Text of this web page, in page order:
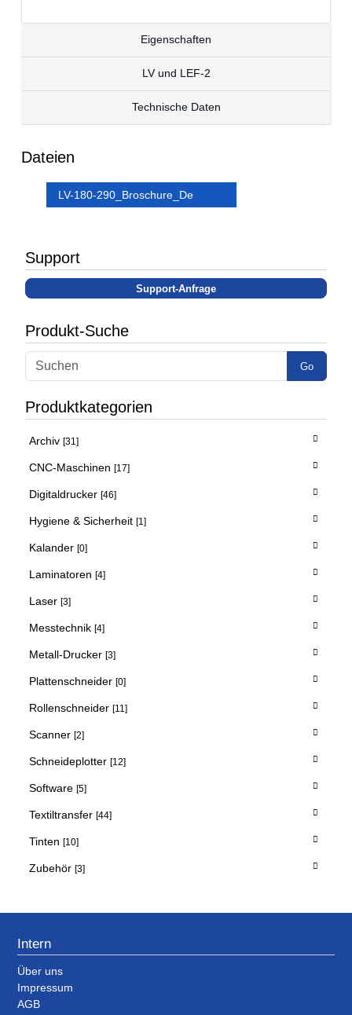
Eigenschaften
LV und LEF-2
Technische Daten
Dateien
LV-180-290_Broschure_De
Support
Support-Anfrage
Produkt-Suche
Go
Produktkategorien
Archiv [31]
CNC-Maschinen [17]
Digitaldrucker [46]
Hygiene & Sicherheit [1]
Kalander [0]
Laminatoren [4]
Laser [3]
Messtechnik [4]
Metall-Drucker [3]
Plattenschneider [0]
Rollenschneider [11]
Scanner [2]
Schneideplotter [12]
Software [5]
Textiltransfer [44]
Tinten [10]
Zubehör [3]
Intern
Über uns
Impressum
AGB